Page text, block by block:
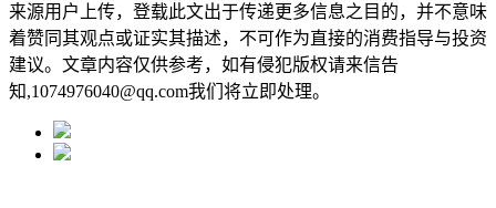
来源用户上传，登载此文出于传递更多信息之目的，并不意味
着赞同其观点或证实其描述，不可作为直接的消费指导与投资
建议。文章内容仅供参考，如有侵犯版权请来信告
知,1074976040@qq.com我们将立即处理。